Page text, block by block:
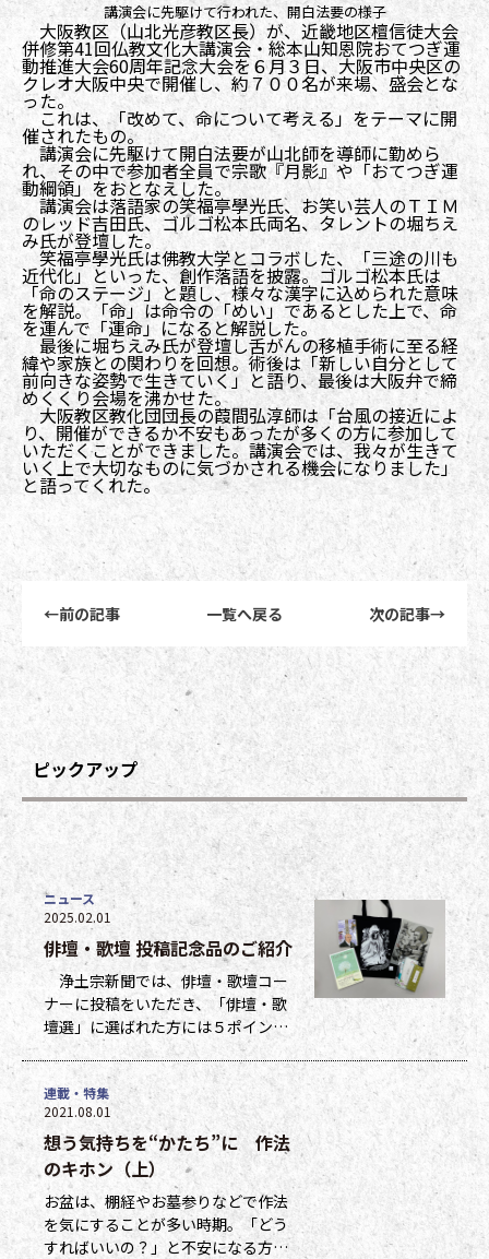
講演会に先駆けて行われた、開白法要の様子
大阪教区（山北光彦教区長）が、近畿地区檀信徒大会
併修第41回仏教文化大講演会・総本山知恩院おてつぎ運
動推進大会60周年記念大会を６月３日、大阪市中央区の
クレオ大阪中央で開催し、約７００名が来場、盛会とな
った。
これは、「改めて、命について考える」をテーマに開
催されたもの。
講演会に先駆けて開白法要が山北師を導師に勤めら
れ、その中で参加者全員で宗歌『月影』や「おてつぎ運
動綱領」をおとなえした。
講演会は落語家の笑福亭學光氏、お笑い芸人のＴＩＭ
のレッド吉田氏、ゴルゴ松本氏両名、タレントの堀ちえ
み氏が登壇した。
笑福亭學光氏は佛教大学とコラボした、「三途の川も
近代化」といった、創作落語を披露。ゴルゴ松本氏は
「命のステージ」と題し、様々な漢字に込められた意味
を解説。「命」は命令の「めい」であるとした上で、命
を運んで「運命」になると解説した。
最後に堀ちえみ氏が登壇し舌がんの移植手術に至る経
緯や家族との関わりを回想。術後は「新しい自分として
前向きな姿勢で生きていく」と語り、最後は大阪弁で締
めくくり会場を沸かせた。
大阪教区教化団団長の葭間弘淳師は「台風の接近によ
り、開催ができるか不安もあったが多くの方に参加して
いただくことができました。講演会では、我々が生きて
いく上で大切なものに気づかされる機会になりました」
と語ってくれた。
←前の記事 一覧へ戻る 次の記事→
ピックアップ
俳壇・歌壇 投稿記念品のご紹介
浄土宗新聞では、俳壇・歌壇コー
ナーに投稿をいただき、「俳壇・歌
壇選」に選ばれた方には５ポイン
ト、他掲載になった方には１ポイン
トを贈呈しています。ポイントは貯
まった数に応じて、浄土宗新聞オリ
ジナルグッズなどの景品と交換でき
ます（交換・発送は下記一覧表通知
のタイミングになります）。 ポイ
ント保有者の方には、半年に一度、
ポイント数とともに記念品一覧表を
送付いたし
ニュース
2025.02.01
想う気持ちを“かたち”に 作法
のキホン（上）
お盆は、棚経やお墓参りなどで作法
を気にすることが多い時期。「どう
すればいいの？」と不安になる方も
連載・特集
2021.08.01